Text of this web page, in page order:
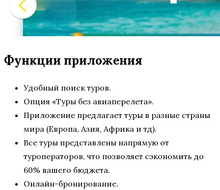
Функции приложения
Удобный поиск туров.
Опция «Туры без авиаперелета».
Приложение предлагает туры в разные страны
мира (Европа, Азия, Африка и тд).
Все туры представлены напрямую от
туроператоров, что позволяет сэкономить до
60% вашего бюджета.
Онлайн-бронирование.